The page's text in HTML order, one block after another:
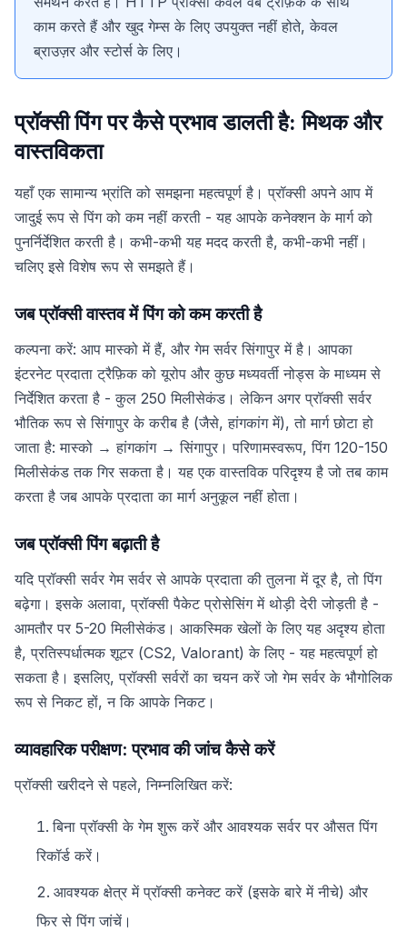
काम करते हैं और खुद गेम्स के लिए उपयुक्त नहीं होते, केवल
ब्राउज़र और स्टोर्स के लिए।
प्रॉक्सी पिंग पर कैसे प्रभाव डालती है: मिथक और
वास्तविकता
यहाँ एक सामान्य भ्रांति को समझना महत्वपूर्ण है। प्रॉक्सी अपने आप में
जादुई रूप से पिंग को कम नहीं करती - यह आपके कनेक्शन के मार्ग को
पुनर्निर्देशित करती है। कभी-कभी यह मदद करती है, कभी-कभी नहीं।
चलिए इसे विशेष रूप से समझते हैं।
जब प्रॉक्सी वास्तव में पिंग को कम करती है
कल्पना करें: आप मास्को में हैं, और गेम सर्वर सिंगापुर में है। आपका
इंटरनेट प्रदाता ट्रैफ़िक को यूरोप और कुछ मध्यवर्ती नोड्स के माध्यम से
निर्देशित करता है - कुल 250 मिलीसेकंड। लेकिन अगर प्रॉक्सी सर्वर
भौतिक रूप से सिंगापुर के करीब है (जैसे, हांगकांग में), तो मार्ग छोटा हो
जाता है: मास्को → हांगकांग → सिंगापुर। परिणामस्वरूप, पिंग 120-150
मिलीसेकंड तक गिर सकता है। यह एक वास्तविक परिदृश्य है जो तब काम
करता है जब आपके प्रदाता का मार्ग अनुकूल नहीं होता।
जब प्रॉक्सी पिंग बढ़ाती है
यदि प्रॉक्सी सर्वर गेम सर्वर से आपके प्रदाता की तुलना में दूर है, तो पिंग
बढ़ेगा। इसके अलावा, प्रॉक्सी पैकेट प्रोसेसिंग में थोड़ी देरी जोड़ती है -
आमतौर पर 5-20 मिलीसेकंड। आकस्मिक खेलों के लिए यह अदृश्य होता
है, प्रतिस्पर्धात्मक शूटर (CS2, Valorant) के लिए - यह महत्वपूर्ण हो
सकता है। इसलिए, प्रॉक्सी सर्वरों का चयन करें जो गेम सर्वर के भौगोलिक
रूप से निकट हों, न कि आपके निकट।
व्यावहारिक परीक्षण: प्रभाव की जांच कैसे करें
प्रॉक्सी खरीदने से पहले, निम्नलिखित करें:
बिना प्रॉक्सी के गेम शुरू करें और आवश्यक सर्वर पर औसत पिंग
रिकॉर्ड करें।
आवश्यक क्षेत्र में प्रॉक्सी कनेक्ट करें (इसके बारे में नीचे) और
फिर से पिंग जांचें।